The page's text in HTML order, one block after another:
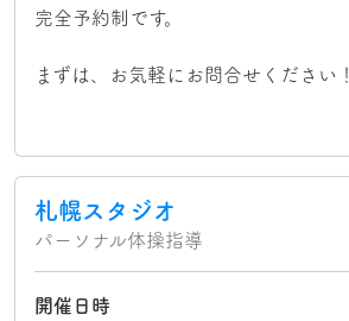
完全予約制です。
まずは、お気軽にお問合せください！
札幌スタジオ
パーソナル体操指導
開催日時